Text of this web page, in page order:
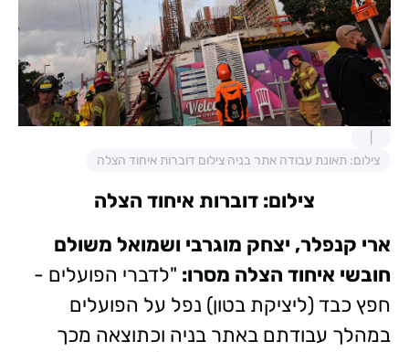
צילום: תאונת עבודה אתר בניה צילום דוברות איחוד הצלה
צילום: דוברות איחוד הצלה
ארי קנפלר, יצחק מוגרבי ושמואל משולם
חובשי איחוד הצלה מסרו: "לדברי הפועלים -
חפץ כבד (ליציקת בטון) נפל על הפועלים
במהלך עבודתם באתר בניה וכתוצאה מכך